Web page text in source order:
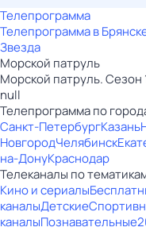
Телепрограмма
Телепрограмма в
Звезда
Морской патруль
Морской патруль. Сезон
null
Телепрограмма по
Санкт-ПетербургКазань
НовгородЧелябинск
на-ДонуКраснодар
Телеканалы по
Кино и сериалы
каналыДетские
каналыПознавательные